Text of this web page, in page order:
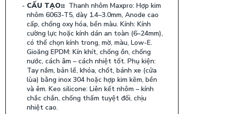
CẤU TẠO:: Thanh nhôm Maxpro: Hợp kim
nhôm 6063-T5, dày 1.4–3.0mm, Anode cao
cấp, chống oxy hóa, bền màu. Kính: Kính
cường lực hoặc kính dán an toàn (6–24mm),
có thể chọn kính trong, mờ, màu, Low-E.
Gioăng EPDM: Kín khít, chống ồn, chống
nước, cách âm – cách nhiệt tốt. Phụ kiện:
Tay nắm, bản lề, khóa, chốt, bánh xe (cửa
lùa) bằng inox 304 hoặc hợp kim kẽm, bền
và êm. Keo silicone: Liên kết nhôm – kính
chắc chắn, chống thấm tuyệt đối, chịu
nhiệt cao.